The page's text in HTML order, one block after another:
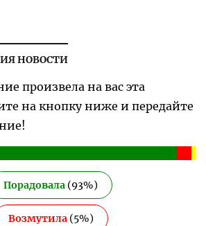
НОВОСТИ
произвела на вас эта
на кнопку ниже и передайте
Порадовала (93%)
Возмутила(5%)